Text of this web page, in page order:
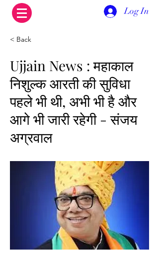
Log In
< Back
Ujjain News : महाकाल
निशुल्क आरती की सुविधा
पहले भी थी, अभी भी है और
आगे भी जारी रहेगी - संजय
अग्रवाल